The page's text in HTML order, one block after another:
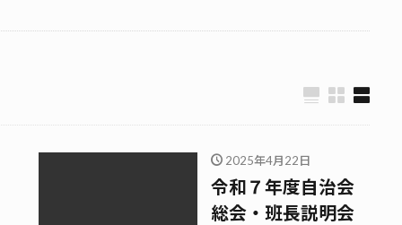
2025年4月22日
令和７年度自治会
総会・班長説明会